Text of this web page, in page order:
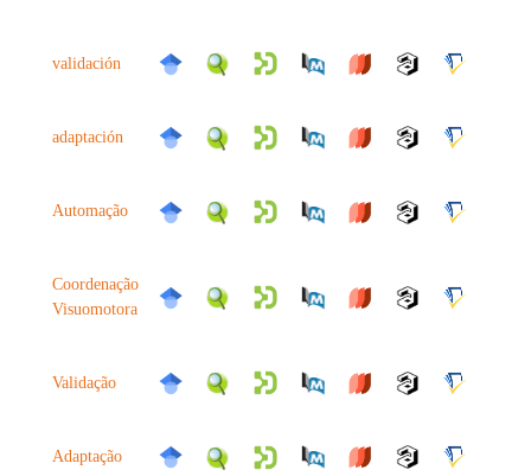
validación
adaptación
Automação
Coordenação
Visuomotora
Validação
Adaptação